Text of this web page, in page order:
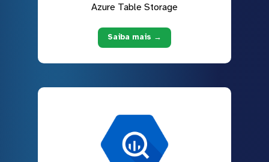
Azure Table Storage
Saiba mais →